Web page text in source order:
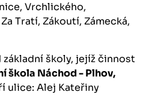
Vrchlického,
Tratí, Zákoutí, Zámecká,
školy, jejíž činnost
škola Náchod - Plhov,
ulice: Alej Kateřiny